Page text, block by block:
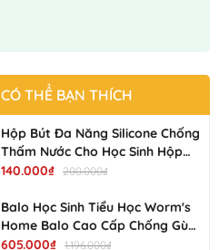
CÓ THỂ BẠN THÍCH
Hộp Bút Đa Năng Silicone Chống
Thấm Nước Cho Học Sinh Hộp
Bút Bền Đẹp, Dễ Vệ Sinh NV-
140.000₫ 200.000₫
Balo Học Sinh Tiểu Học Worm's
Home Balo Cao Cấp Chống Gù
Balo Cho Bé Siêu Nhẹ Chống
605.000₫ 1.196.000₫